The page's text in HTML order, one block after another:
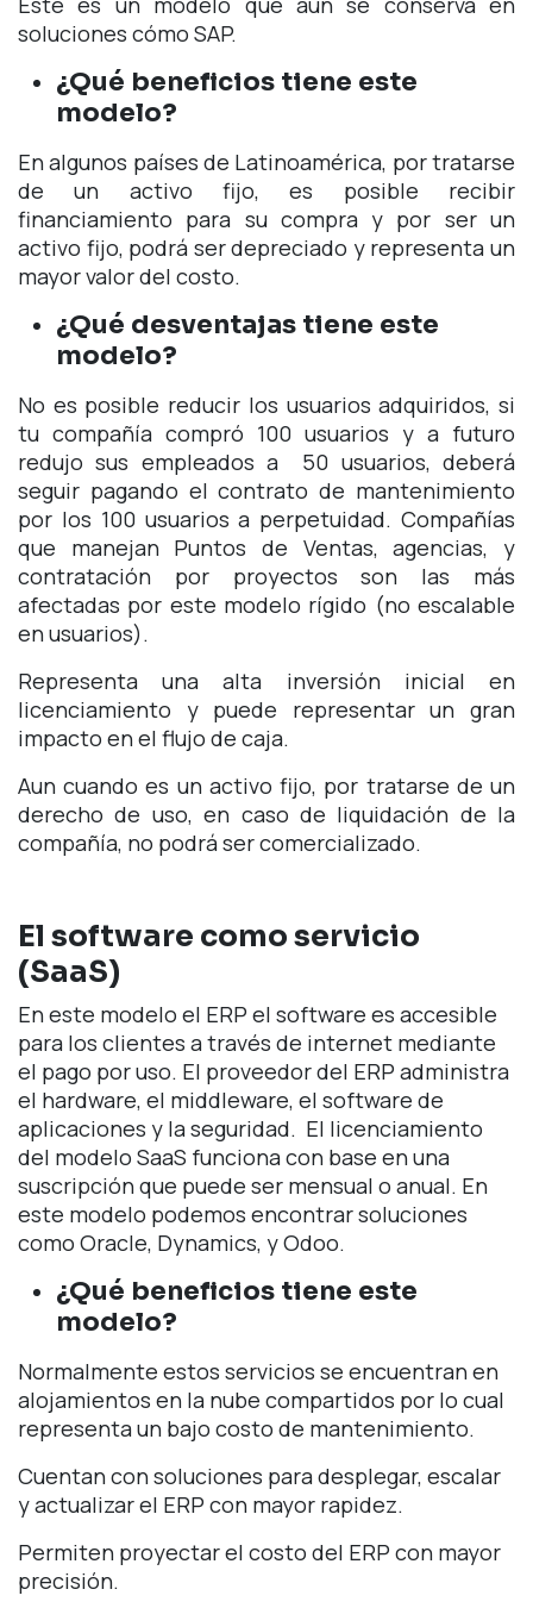
soluciones cómo SAP.
¿Qué beneficios tiene este
modelo?
En algunos países de Latinoamérica, por tratarse
de un activo fijo, es posible recibir
financiamiento para su compra y por ser un
activo fijo, podrá ser depreciado y representa un
mayor valor del costo.
¿Qué desventajas tiene este
modelo?
No es posible reducir los usuarios adquiridos, si
tu compañía compró 100 usuarios y a futuro
redujo sus empleados a 50 usuarios, deberá
seguir pagando el contrato de mantenimiento
por los 100 usuarios a perpetuidad. Compañías
que manejan Puntos de Ventas, agencias, y
contratación por proyectos son las más
afectadas por este modelo rígido (no escalable
en usuarios).
Representa una alta inversión inicial en
licenciamiento y puede representar un gran
impacto en el flujo de caja.
Aun cuando es un activo fijo, por tratarse de un
derecho de uso, en caso de liquidación de la
compañía, no podrá ser comercializado.
El software como servicio
(SaaS)
En este modelo el ERP el software es accesible
para los clientes a través de internet mediante
el pago por uso. El proveedor del ERP administra
el hardware, el middleware, el software de
aplicaciones y la seguridad. El licenciamiento
del modelo SaaS funciona con base en una
suscripción que puede ser mensual o anual. En
este modelo podemos encontrar soluciones
como Oracle, Dynamics, y Odoo.
¿Qué beneficios tiene este
modelo?
Normalmente estos servicios se encuentran en
alojamientos en la nube compartidos por lo cual
representa un bajo costo de mantenimiento.
Cuentan con soluciones para desplegar, escalar
y actualizar el ERP con mayor rapidez.
Permiten proyectar el costo del ERP con mayor
precisión.